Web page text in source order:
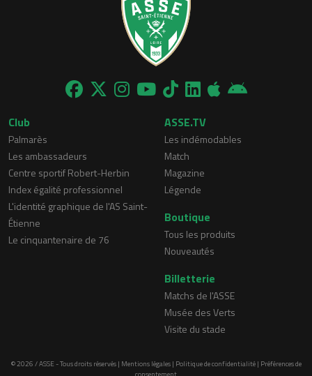
Club
Palmarès
Les ambassadeurs
Centre sportif Robert-Herbin
Index égalité professionnel
L'identité graphique de l'AS Saint-
Étienne
Le cinquantenaire de 76
ASSE.TV
Les indémodables
Match
Magazine
Légende
Boutique
Tous les produits
Nouveautés
Billetterie
Matchs de l'ASSE
Musée des Verts
Visite du stade
© 2026 / ASSE - Tous droits réservés | Mentions légales| Politique de confidentialité| Préférences de